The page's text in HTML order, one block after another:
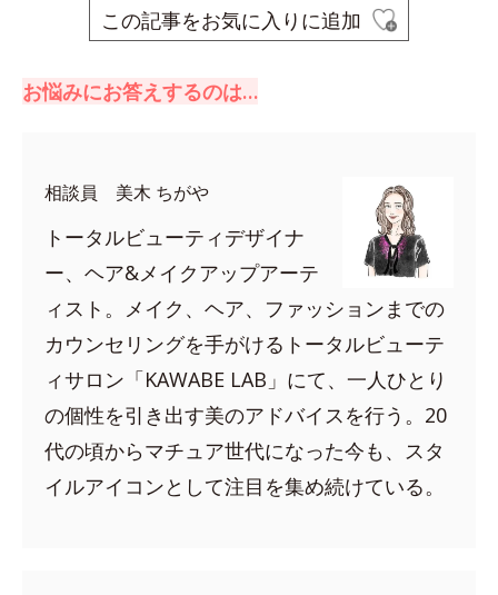
この記事をお気に入りに追加
お悩みにお答えするのは…
相談員 美木 ちがや
トータルビューティデザイナ
ー、ヘア&メイクアップアーテ
ィスト。メイク、ヘア、ファッションまでの
カウンセリングを手がけるトータルビューテ
ィサロン「KAWABE LAB」にて、一人ひとり
の個性を引き出す美のアドバイスを行う。20
代の頃からマチュア世代になった今も、スタ
イルアイコンとして注目を集め続けている。